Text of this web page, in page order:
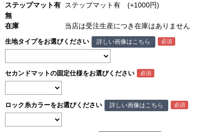
ステップマット有
無
ステップマット有 (+1000円)
在庫 当店は受注生産につき在庫はありません
生地タイプをお選びください 詳しい画像はこちら
セカンドマットの固定仕様をお選びください
ロック糸カラーをお選びください 詳しい画像はこちら